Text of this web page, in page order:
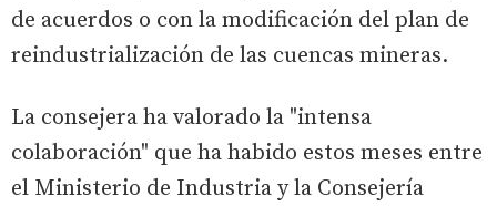
de acuerdos o con la modificación del plan de
reindustrialización de las cuencas mineras.
La consejera ha valorado la "intensa
colaboración" que ha habido estos meses entre
el Ministerio de Industria y la Consejería